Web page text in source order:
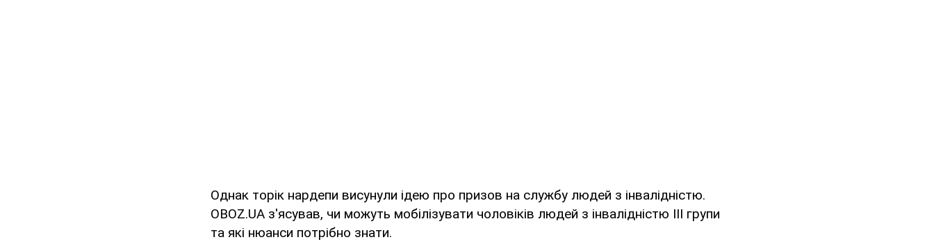
Однак торік нардепи висунули ідею про призов на службу людей з інвалідністю.
OBOZ.UA з'ясував, чи можуть мобілізувати чоловіків людей з інвалідністю ІІІ групи
та які нюанси потрібно знати.